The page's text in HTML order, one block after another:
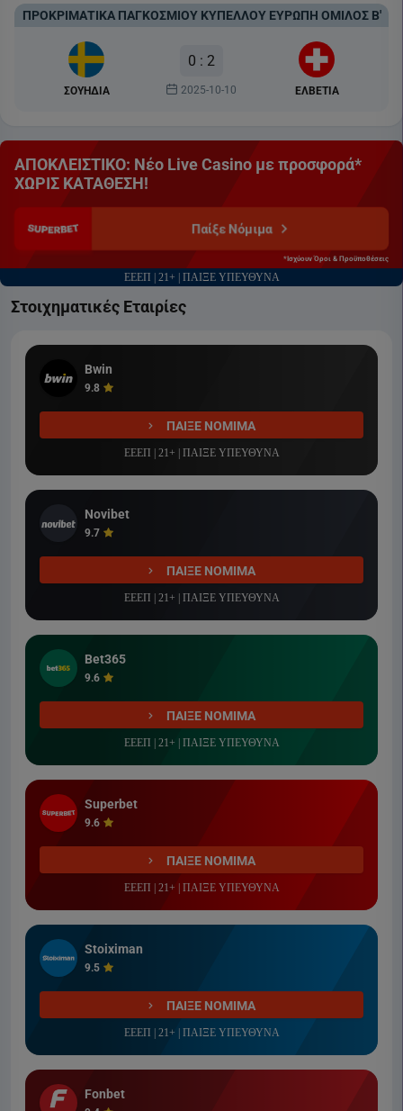
ΠΡΟΚΡΙΜΑΤΙΚΆ ΠΑΓΚΟΣΜΊΟΥ ΚΥΠΈΛΛΟΥ ΕΥΡΏΠΗ ΌΜΙΛΟΣ Β'
ΣΟΥΗΔΙΑ
0 : 2
2025-10-10 ΕΛΒΕΤΙΑ
ΑΠΟΚΛΕΙΣΤΙΚΟ: Νέο Live Casino με προσφορά*
ΧΩΡΙΣ ΚΑΤΑΘΕΣΗ!
Παίξε Νόμιμα
*Ισχύουν Όροι & Προϋποθέσεις
ΕΕΕΠ | 21+ | ΠΑΙΞΕ ΥΠΕΥΘΥΝΑ
Στοιχηματικές Εταιρίες
Bwin
9.8
ΠΑΙΞΕ ΝΟΜΙΜΑ
ΕΕΕΠ | 21+ | ΠΑΙΞΕ ΥΠΕΥΘΥΝΑ
Novibet
9.7
ΠΑΙΞΕ ΝΟΜΙΜΑ
ΕΕΕΠ | 21+ | ΠΑΙΞΕ ΥΠΕΥΘΥΝΑ
Bet365
9.6
ΠΑΙΞΕ ΝΟΜΙΜΑ
ΕΕΕΠ | 21+ | ΠΑΙΞΕ ΥΠΕΥΘΥΝΑ
Superbet
9.6
ΠΑΙΞΕ ΝΟΜΙΜΑ
ΕΕΕΠ | 21+ | ΠΑΙΞΕ ΥΠΕΥΘΥΝΑ
Stoiximan
9.5
ΠΑΙΞΕ ΝΟΜΙΜΑ
ΕΕΕΠ | 21+ | ΠΑΙΞΕ ΥΠΕΥΘΥΝΑ
Fonbet